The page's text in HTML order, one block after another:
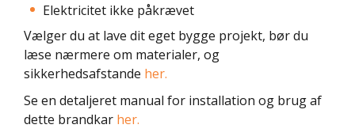
Elektricitet ikke påkrævet
Vælger du at lave dit eget bygge projekt, bør du
læse nærmere om materialer, og
sikkerhedsafstande her.
Se en detaljeret manual for installation og brug af
dette brandkar her.